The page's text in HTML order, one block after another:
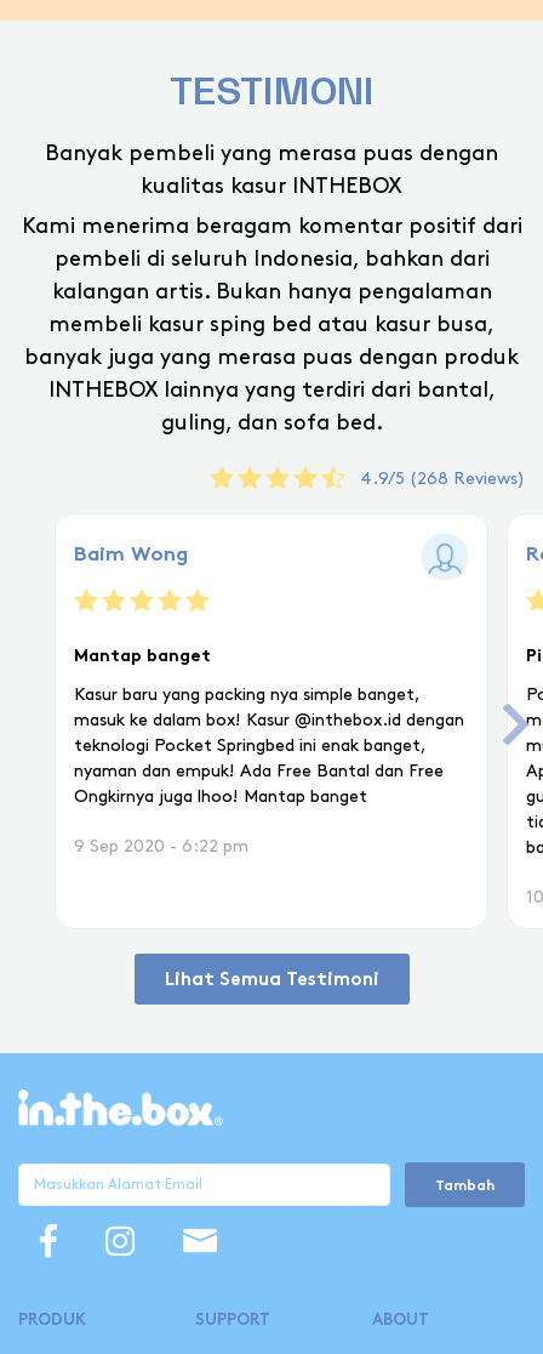
TESTIMONI
Banyak pembeli yang merasa puas dengan
kualitas kasur INTHEBOX
Kami menerima beragam komentar positif dari
pembeli di seluruh Indonesia, bahkan dari
kalangan artis. Bukan hanya pengalaman
membeli kasur sping bed atau kasur busa,
banyak juga yang merasa puas dengan produk
INTHEBOX lainnya yang terdiri dari bantal,
guling, dan sofa bed.
4.9/5 (268 Reviews)
Baim Wong
Mantap banget
Kasur baru yang packing nya simple banget,
masuk ke dalam box! Kasur @inthebox.id dengan
teknologi Pocket Springbed ini enak banget,
nyaman dan empuk! Ada Free Bantal dan Free
Ongkirnya juga lhoo! Mantap banget
9 Sep 2020 - 6:22 pm
Lihat Semua Testimoni
Tambah
PRODUK SUPPORT ABOUT